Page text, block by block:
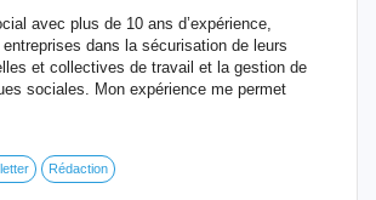
avec plus de 10 ans d’expérience,
entreprises dans la sécurisation de leurs
et collectives de travail et la gestion de
sociales. Mon expérience me permet
Rédaction